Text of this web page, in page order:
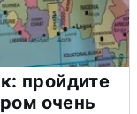
пройдите
очень